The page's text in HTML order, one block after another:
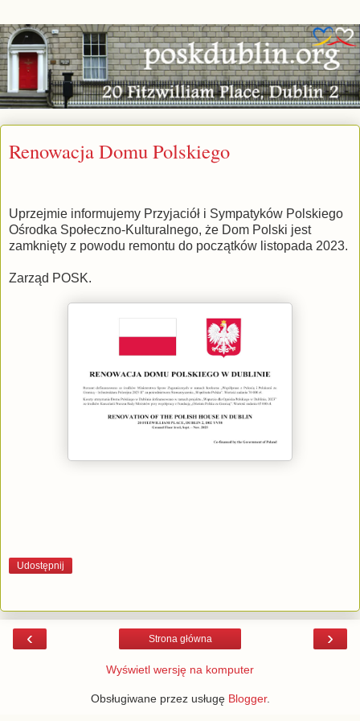
Renowacja Domu Polskiego
Uprzejmie informujemy Przyjaciół i Sympatyków Polskiego
Ośrodka Społeczno-Kulturalnego, że Dom Polski jest
zamknięty z powodu remontu do początków listopada 2023.
Zarząd POSK.
Udostępnij
‹ ›
Strona główna
Wyświetl wersję na komputer
Obsługiwane przez usługę Blogger.